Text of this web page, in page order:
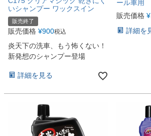
いシャンプー ワックスイン
販売終了
販売価格 ¥900税込
炎天下の洗車、もう怖くない！
新発想のシャンプー登場
詳細を見る
ール車用
販売価格 ¥
詳細を